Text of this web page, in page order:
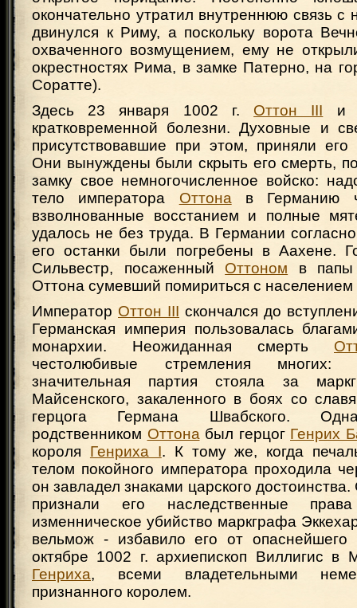
окончательно утратил внутреннюю связь с
двинулся к Риму, а поскольку ворота
охваченного возмущением, ему не
окрестностях Рима, в замке Патерно, на
Соратте).
Здесь 23 января 1002 г. Оттон III и
кратковременной болезни. Духовные и
присутствовавшие при этом, приняли
Они вынуждены были скрыть его смерть,
замку свое немногочисленное войско:
тело императора Оттона в Германию
взволнованные восстанием и полные
удалось не без труда. В Германии
его останки были погребены в Аахене.
Сильвестр, посаженный Оттоном в папы
Оттона сумевший помириться с
Император Оттон III скончался до
Германская империя пользовалась
монархии. Неожиданная смерть
честолюбивые стремления многих:
значительная партия стояла за
Майсенского, закаленного в боях со
герцога Германа Швабского.
родственником Оттона был герцог Генрих
короля Генриха I. К тому же, когда
телом покойного императора проходила
он завладел знаками царского достоинства.
признали его наследственные
изменническое убийство маркграфа
вельмож - избавило его от опаснейшего
октябре 1002 г. архиепископ Виллигис в
Генриха, всеми владетельными
признанного королем.